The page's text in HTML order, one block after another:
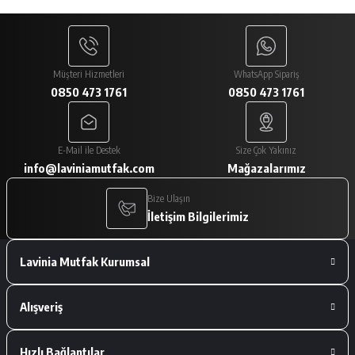
N... Y... | 11/02/2026
Paketlemesi ve ürünlerin istediğim gibi
gelmesi çok iyiydi
A... V... | 29/01/2026
Paketleme çok iyiydi. Ürünler tam
istediğimiz gibiydi.
A... V... | 29/01/2026
Deneyimini Paylaş
Müşteri Hizmetleri
0850 473 1761
WhatsApp Sipariş
0850 473 1761
E-Mail ile Destek
info@laviniamutfak.com
Size Çok Yakınız
Mağazalarımız
Bize Ulaşın
İletişim Bilgilerimiz
Lavinia Mutfak Kurumsal
Alışveriş
Hızlı Bağlantılar